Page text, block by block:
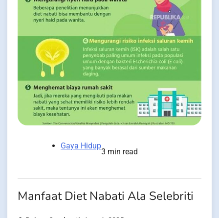
Gaya Hidup
3 min read
Manfaat Diet Nabati Ala Selebriti